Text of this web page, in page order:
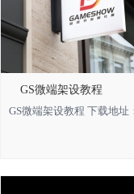
GS微端架设教程